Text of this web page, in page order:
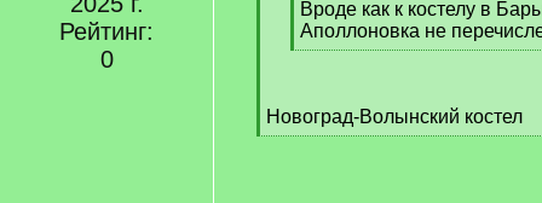
Рейтинг:
0
q
]
Вроде как к костелу в
Аполлоновка не
[
]
Новоград-Волынский костел
[